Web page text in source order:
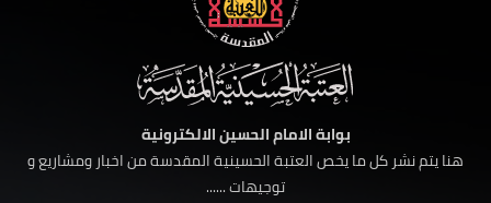
بوابة الامام الحسين الالكترونية
هنا يتم نشر كل ما يخص العتبة الحسينية المقدسة من اخبار ومشاريع و
توجيهات ......